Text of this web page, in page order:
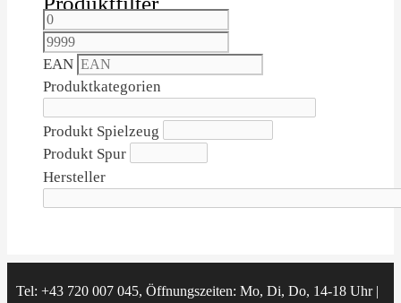
EAN
Produktkategorien
Produkt Spielzeug
Produkt Spur
Hersteller
Tel: +43 720 007 045, Öffnungszeiten: Mo, Di, Do, 14-18 Uhr |